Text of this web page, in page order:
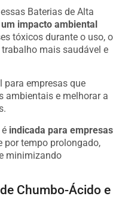
Baterias de Alta
impacto ambiental
tóxicos durante o uso, o
mais saudável e
para empresas que
ambientais e melhorar a
indicada para empresas
e por tempo prolongado,
minimizando
Chumbo-Ácido e